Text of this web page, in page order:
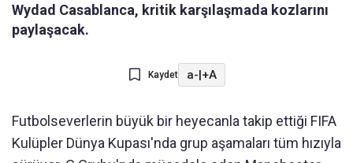
Wydad Casablanca, kritik karşılaşmada kozlarını
paylaşacak.
Kaydet a-|+A
Futbolseverlerin büyük bir heyecanla takip ettiği FIFA
Kulüpler Dünya Kupası'nda grup aşamaları tüm hızıyla